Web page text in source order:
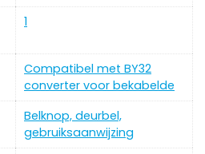
‎1
‎Compatibel met BY32
converter voor bekabelde
‎Belknop, deurbel,
gebruiksaanwijzing